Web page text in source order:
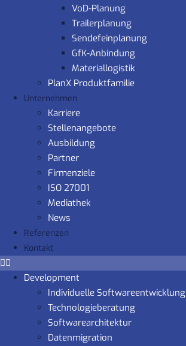
VoD-Planung
Trailerplanung
Sendefeinplanung
GfK-Anbindung
Materiallogistik
PlanX Produktfamilie
Unternehmen
Karriere
Stellenangebote
Ausbildung
Partner
Firmenziele
ISO 27001
Mediathek
News
Referenzen
Kontakt
Development
Individuelle Softwareentwicklung
Technologieberatung
Softwarearchitektur
Datenmigration